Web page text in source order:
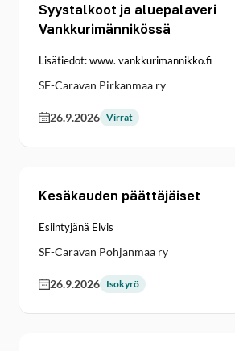
Syystalkoot ja aluepalaveri
Vankkurimännikössä
Lisätiedot: www. vankkurimannikko.fi
SF-Caravan Pirkanmaa ry
26.9.2026 Virrat
Kesäkauden päättäjäiset
Esiintyjänä Elvis
SF-Caravan Pohjanmaa ry
26.9.2026 Isokyrö